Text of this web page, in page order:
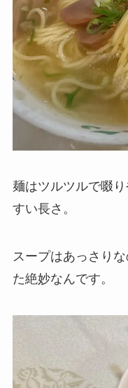
麺はツルツルで啜
すい長さ。
スープはあっさり
た絶妙なんです。